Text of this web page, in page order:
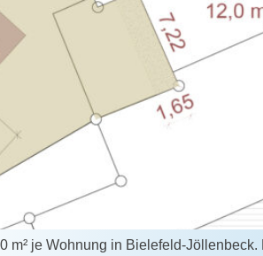
m² je Wohnung in Bielefeld-Jöllenbeck.